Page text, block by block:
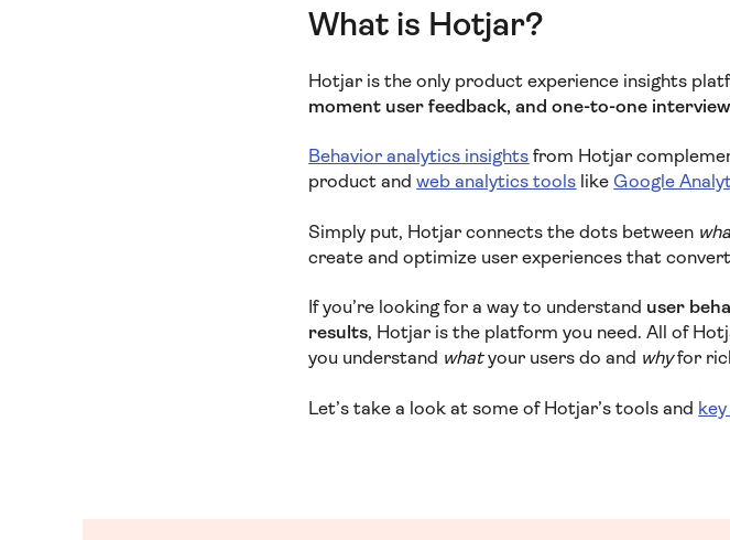
What is Hotjar?
Hotjar is the only product experience insights
moment user feedback, and one-to-one
Behavior analytics insights from Hotjar
product andweb analytics tools likeGoogle
Simply put, Hotjar connects the dots between
create and optimize user experiences that
If you’re looking for a way to understand user
results, Hotjar is the platform you need. All of
you understand whatyour users do and whyfor
Let’s take a look at some of Hotjar’s tools and